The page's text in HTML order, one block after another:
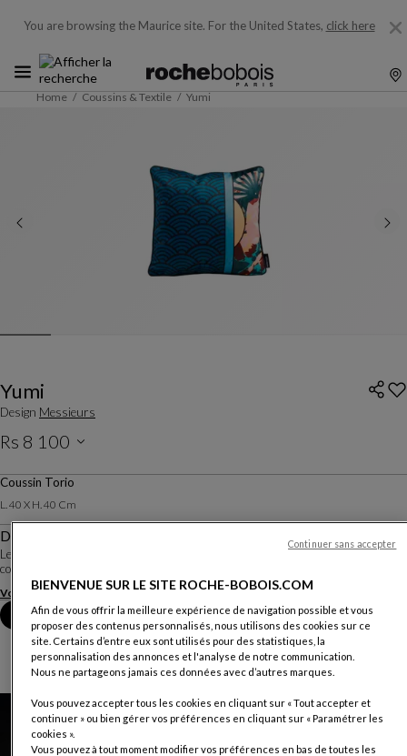
You are browsing the Maurice site. For the United States, click here
Home Coussins & Textile Yumi
Yumi
Design Messieurs
Rs 8 100
Prix TVA inclus, livraison et installation valables uniquement à l’Ile Maurice (hors
Coussin Torio
L. 40 X H. 40 Cm
Description
Les designers Messieurs déclinent une collection de coussins reprenant les
codes couleurs et les motifs d'inspiration japonisante du tapis Yumi.
Voir plus
Prendre rendez-vous en magasin
BIENVENUE SUR LE SITE ROCHE-BOBOIS.COM
Afin de vous offrir la meilleure expérience de navigation possible et vous
proposer des contenus personnalisés, nous utilisons des cookies sur ce
site. Certains d’entre eux sont utilisés pour des statistiques, la
personnalisation des annonces et l'analyse de notre communication.
Nous ne partageons jamais ces données avec d’autres marques.
Vous pouvez accepter tous les cookies en cliquant sur « Tout accepter et
continuer » ou bien gérer vos préférences en cliquant sur « Paramétrer les
cookies ».
Vous pouvez à tout moment modifier vos préférences en bas de toutes les
Continuer sans accepter